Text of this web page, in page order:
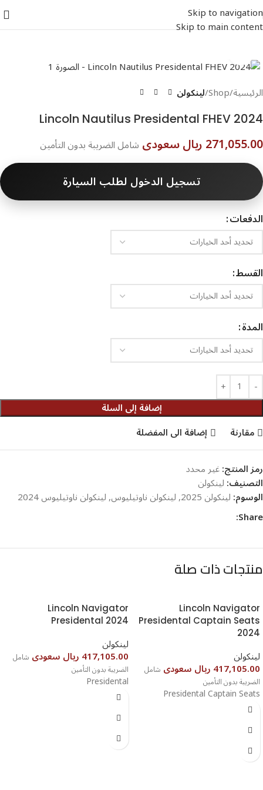
Skip to navigation
Skip to main content
الرئيسية Shop لينكولن
271,055.00 ريال سعودى شامل الضريبة بدون التأمين
تسجيل الدخول لطلب السيارة
الدفعات
القسط
المدة
إضافة إلى السلة
مقارنة
إضافة الى المفضلة
رمز المنتج:غير محدد
التصنيف:لينكولن
الوسوم:لينكولن 2025 ,لينكولن ناوتيليوس,لينكولن ناوتيليوس 2024
Share:
منتجات ذات صلة
Lincoln Navigator
Presidental Captain Seats
2024⁩
لينكولن
417,105.00 ريال سعودى
شامل
الضريبة بدون التأمين
Presidental Captain Seats
Lincoln Navigator
Presidental 2024
لينكولن
417,105.00 ريال سعودى
شامل
الضريبة بدون التأمين
Presidental